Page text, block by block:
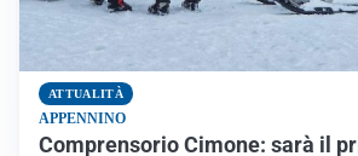
ATTUALITÀ
APPENNINO
Comprensorio Cimone: sarà il